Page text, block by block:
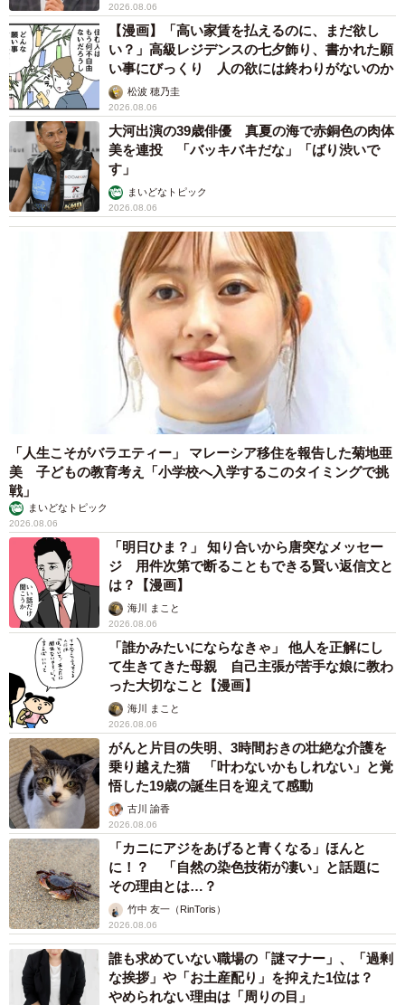
2026.08.06
【漫画】「高い家賃を払えるのに、まだ欲し
い？」高級レジデンスの七夕飾り、書かれた願
い事にびっくり 人の欲には終わりがないのか
松波 穂乃圭
2026.08.06
大河出演の39歳俳優 真夏の海で赤銅色の肉体
美を連投 「バッキバキだな」「ばり渋いで
す」
まいどなトピック
2026.08.06
「人生こそがバラエティー」 マレーシア移住を報告した菊地亜
美 子どもの教育考え「小学校へ入学するこのタイミングで挑
戦」
まいどなトピック
2026.08.06
「明日ひま？」 知り合いから唐突なメッセー
ジ 用件次第で断ることもできる賢い返信文と
は？【漫画】
海川 まこと
2026.08.06
「誰かみたいにならなきゃ」 他人を正解にし
て生きてきた母親 自己主張が苦手な娘に教わ
った大切なこと【漫画】
海川 まこと
2026.08.06
がんと片目の失明、3時間おきの壮絶な介護を
乗り越えた猫 「叶わないかもしれない」と覚
悟した19歳の誕生日を迎えて感動
古川 諭香
2026.08.06
「カニにアジをあげると青くなる」ほんと
に！？ 「自然の染色技術が凄い」と話題に
その理由とは…？
竹中 友一（RinToris）
2026.08.06
誰も求めていない職場の「謎マナー」、「過剰
な挨拶」や「お土産配り」を抑えた1位は？
やめられない理由は「周りの目」